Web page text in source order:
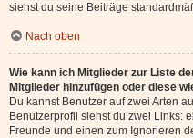
siehst du seine Beiträge
Nach oben
Wie kann ich Mitglieder zur Liste
Mitglieder hinzufügen oder diese
Du kannst Benutzer auf zwei Arten
Benutzerprofil siehst du zwei Links:
Freunde und einen zum Ignorieren